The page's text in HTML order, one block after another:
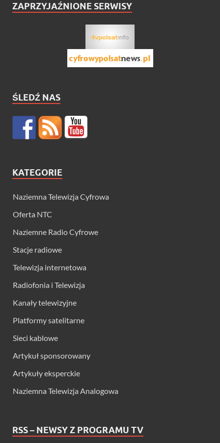
ZAPRZYJAŹNIONE SERWISY
ŚLEDŹ NAS
KATEGORIE
Naziemna Telewizja Cyfrowa
Oferta NTC
Naziemne Radio Cyfrowe
Stacje radiowe
Telewizja internetowa
Radiofonia i Telewizja
Kanały telewizyjne
Platformy satelitarne
Sieci kablowe
Artykuł sponsorowany
Artykuły eksperckie
Naziemna Telewizja Analogowa
RSS – NEWSY Z PROGRAMU TV